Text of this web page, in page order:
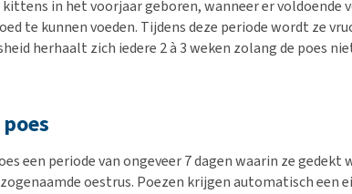
in het voorjaar geboren, wanneer er voldoende
te kunnen voeden. Tijdens deze periode wordt ze
herhaalt zich iedere 2 à 3 weken zolang de poes
een periode van ongeveer 7 dagen waarin ze gedekt
oestrus. Poezen krijgen automatisch een